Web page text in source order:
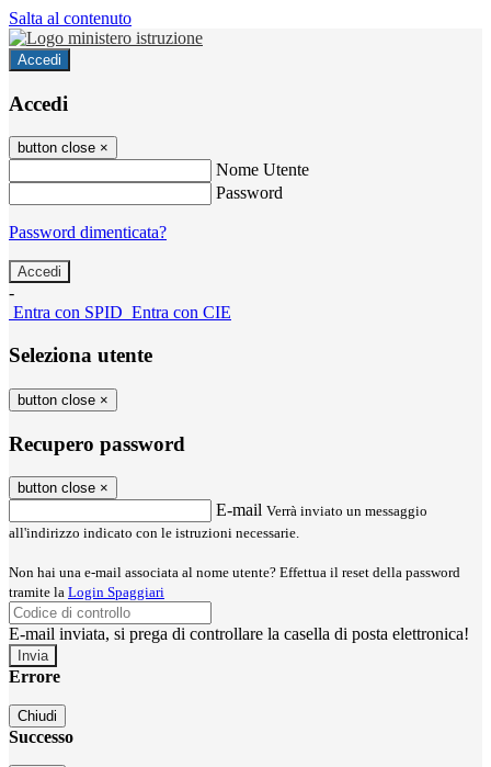
Salta al contenuto
Accedi
Accedi
button close ×
Nome Utente
Password
Password dimenticata?
-
Entra con SPID Entra con CIE
Seleziona utente
button close ×
Recupero password
button close ×
E-mail Verrà inviato un messaggio
all'indirizzo indicato con le istruzioni necessarie.
Non hai una e-mail associata al nome utente? Effettua il reset della password
tramite la Login Spaggiari
E-mail inviata, si prega di controllare la casella di posta elettronica!
Errore
Chiudi
Successo